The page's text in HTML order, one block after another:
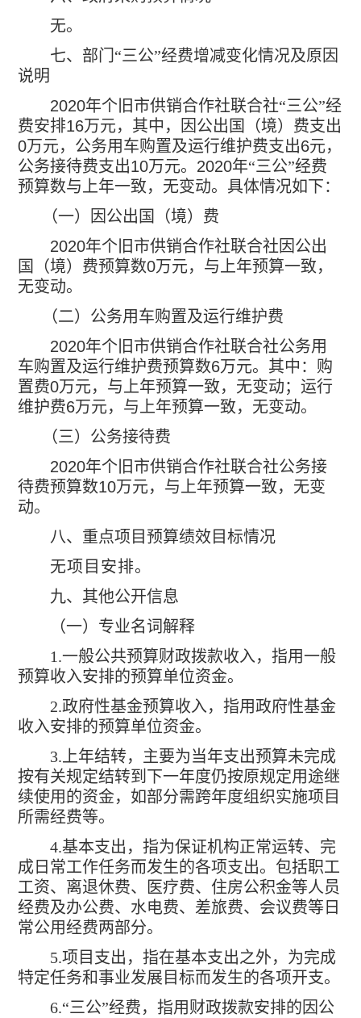
无。
七、部门“三公”经费增减变化情况及原因
说明
2020年个旧市供销合作社联合社“三公”经
费安排16万元，其中，因公出国（境）费支出
0万元，公务用车购置及运行维护费支出6元，
公务接待费支出10万元。 2020年“三公”经费
预算数与上年一致，无变动。具体情况如下：
（一）因公出国（境）费
2020年个旧市供销合作社联合社因公出
国（境）费预算数0万元，与上年预算一致，
无变动。
（二）公务用车购置及运行维护费
2020年个旧市供销合作社联合社公务用
车购置及运行维护费预算数6万元。其中：购
置费0万元，与上年预算一致，无变动；运行
维护费6万元，与上年预算一致，无变动。
（三）公务接待费
2020年个旧市供销合作社联合社公务接
待费预算数10万元，与上年预算一致，无变
动。
八、 重点项目预算绩效目标情况
无项目安排。
九、其他公开信息
（一）专业名词解释
1.一般公共预算财政拨款收入，指用一般
预算收入安排的预算单位资金。
2.政府性基金预算收入，指用政府性基金
收入安排的预算单位资金。
3. 上年结转，主要为当年支出预算未完成
按有关规定结转到下一年度仍按原规定用途继
续使用的资金，如部分需跨年度组织实施项目
所需经费等。
4.基本支出，指为保证机构正常运转、完
成日常工作任务而发生的各项支出。包括职工
工资、离退休费、医疗费、住房公积金等人员
经费及办公费、水电费、差旅费、会议费等日
常公用经费两部分。
5.项目支出，指在基本支出之外，为完成
特定任务和事业发展目标而发生的各项开支。
6.“三公”经费，指用财政拨款安排的因公